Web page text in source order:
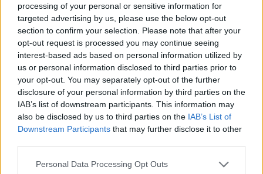
processing of your personal or sensitive information for
targeted advertising by us, please use the below opt-out
section to confirm your selection. Please note that after your
opt-out request is processed you may continue seeing
interest-based ads based on personal information utilized by
us or personal information disclosed to third parties prior to
your opt-out. You may separately opt-out of the further
disclosure of your personal information by third parties on the
IAB’s list of downstream participants. This information may
also be disclosed by us to third parties on the IAB’s List of
Downstream Participants that may further disclose it to other
Please note that this website/app uses one or more Google
Personal Data Processing Opt Outs
sztereotipizálás üti fel a fejét.
Passzív-agresszív megjegyzések:amikor a
burkolt kritika párosul egy negatív stílussal,
hangnemmel.
Személyes támadás:amikor érzékelhető, hogy a
másik jellemére irányul a bántó megjegyzés és
nem a helyzetről esik szó.
Megalázás vagy gúnyolódás:amikor ironikus
vagy szarkasztikus a hangnem és a másik fél